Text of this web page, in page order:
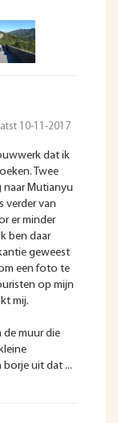
10-11-2017
dat ik
Twee
naar Mutianyu
verder van
er minder
ben daar
geweest
een foto te
op mijn
mij.
de muur die
borje uit dat